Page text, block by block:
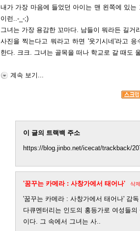
내가 가장 마음에 들었던 아이는 맨 왼쪽에 있는
이런..-_-;)
그녀는 가장 용감한 꼬마다. 남들이 뭐라든 길거
사진을 찍는다고 뭐라고 하면 '웃기시네'라고
한다. 크크. 그녀는 골목을 떠나 학교로 갈 때도
계속 보기...
이 글의 트랙백 주소
https://blog.jinbo.net/icecat/trackback/
'꿈꾸는 카메라 : 사창가에서 태어나' 삭제
'꿈꾸는 카메라 : 사창가에서 태어나' 감
다큐멘터리는 인도의 홍등가로 여성들
이다. 그 속에서 그녀는 사..